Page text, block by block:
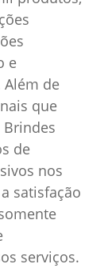
e
de
que
Brindes
de
nos
satisfação
serviços.